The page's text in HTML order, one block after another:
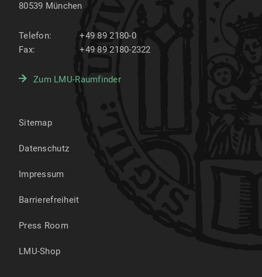
80539 München
Telefon:
+49 89 2180-0
Fax:
+49 89 2180-2322
Zum LMU-Raumfinder
Sitemap
Datenschutz
Impressum
Barrierefreiheit
Press Room
LMU-Shop